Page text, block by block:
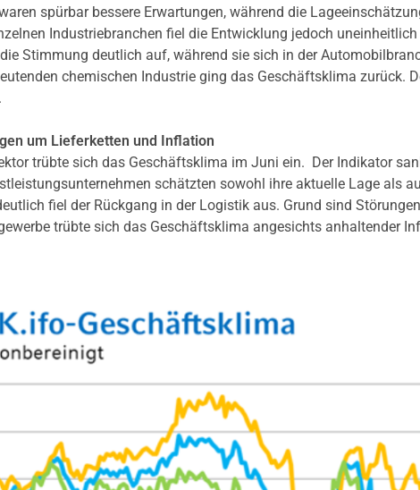
spürbar bessere Erwartungen, während die
Industriebranchen fiel die Entwicklung jedoch uneinheitlich
Stimmung deutlich auf, während sie sich in der
chemischen Industrie ging das Geschäftsklima zurück.
um Lieferketten und Inflation
trübte sich das Geschäftsklima im Juni ein. Der Indikator
schätzten sowohl ihre aktuelle Lage als
fiel der Rückgang in der Logistik aus. Grund sind
trübte sich das Geschäftsklima angesichts anhaltender